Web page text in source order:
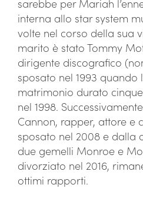
sarebbe per Mariah
interna allo star system
volte nel corso della sua
marito è stato Tommy
dirigente discografico
sposato nel 1993 quando
matrimonio durato
nel 1998.
Cannon, rapper, attore e
sposato nel 2008 e dalla
due gemelli Monroe e
divorziato nel 2016,
ottimi rapporti.